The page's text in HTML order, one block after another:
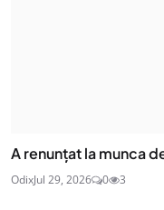
A renunțat la munca
OdixJul 29, 2026 0 3